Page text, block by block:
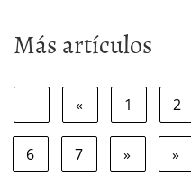
Más artículos
« 1 2
6 7 » »